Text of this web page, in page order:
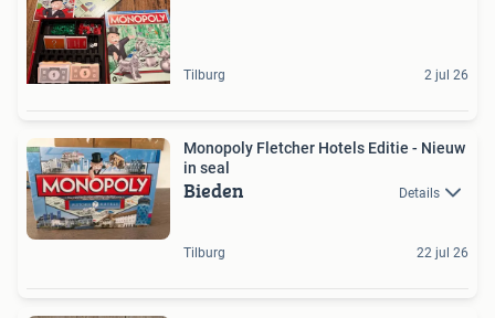
Tilburg 2 jul 26
Monopoly Fletcher Hotels Editie - Nieuw
in seal
Bieden Details
Tilburg 22 jul 26